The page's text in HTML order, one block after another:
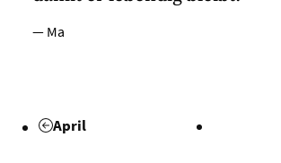
— Ma
April